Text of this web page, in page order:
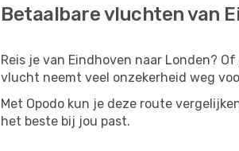
Betaalbare vluchten van
Reis je van Eindhoven naar Londen?
vlucht neemt veel onzekerheid weg
Met Opodo kun je deze route
het beste bij jou past.